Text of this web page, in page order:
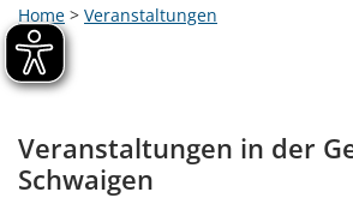
Home > Veranstaltungen
Veranstaltungen in der
Schwaigen